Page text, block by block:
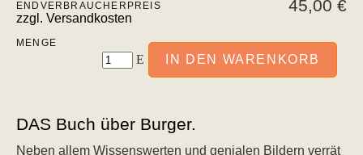
ENDVERBRAUCHERPREIS 45,00 €
zzgl. Versandkosten
MENGE
DAS Buch über Burger.
Neben allem Wissenswerten und genialen Bildern verrät